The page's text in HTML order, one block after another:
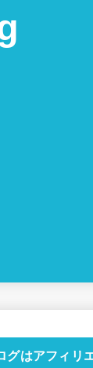
グはアフィリ